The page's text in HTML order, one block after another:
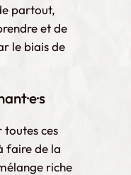
partout,
et de
le biais de
·e·s
toutes ces
faire de la
riche